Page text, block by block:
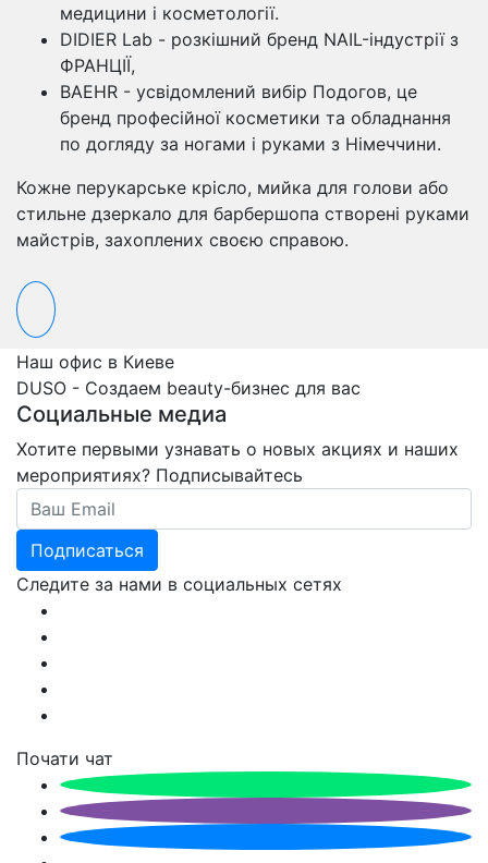
медицини і косметології.
DIDIER Lab - розкішний бренд NAIL-індустрії з
ФРАНЦІЇ,
BAEHR - усвідомлений вибір Подогов, це
бренд професійної косметики та обладнання
по догляду за ногами і руками з Німеччини.
Кожне перукарське крісло, мийка для голови або
стильне дзеркало для барбершопа створені руками
майстрів, захоплених своєю справою.
Наш офис в Киеве
DUSO - Создаем beauty-бизнес для вас
Социальные медиа
Хотите первыми узнавать о новых акциях и наших
мероприятиях? Подписывайтесь
Email
Подписаться
Следите за нами в социальных сетях
Почати чат